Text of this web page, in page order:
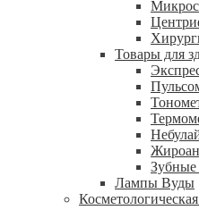
Товары для
Лампы Вуды